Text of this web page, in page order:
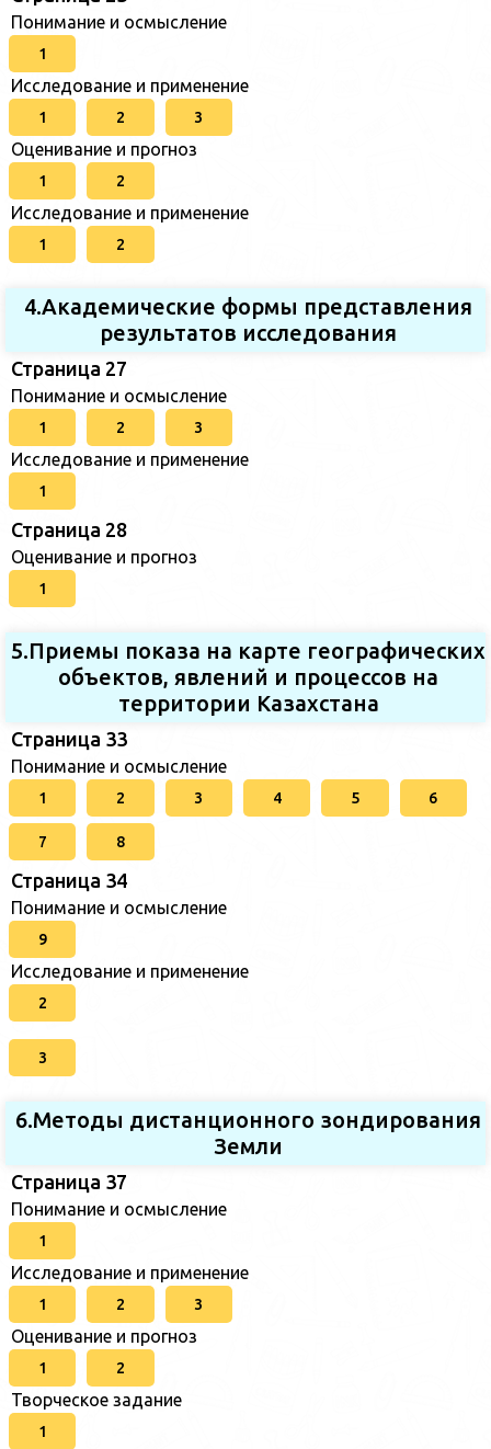
Понимание и осмысление
1
Исследование и применение
1 2 3
Оценивание и прогноз
1 2
Исследование и применение
1 2
4.Академические формы представления
результатов исследования
Страница 27
Понимание и осмысление
1 2 3
Исследование и применение
1
Страница 28
Оценивание и прогноз
1
5.Приемы показа на карте географических
объектов, явлений и процессов на
территории Казахстана
Страница 33
Понимание и осмысление
1 2 3 4 5 6
7 8
Страница 34
Понимание и осмысление
9
Исследование и применение
2
3
6.Методы дистанционного зондирования
Земли
Страница 37
Понимание и осмысление
1
Исследование и применение
1 2 3
Оценивание и прогноз
1 2
Творческое задание
1